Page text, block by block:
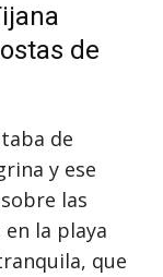
de
de
y ese
las
la playa
que